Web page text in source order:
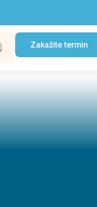
Zakažite termin